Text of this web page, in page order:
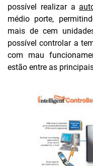
possível realizar a
médio porte,
mais de cem
possível controlar a
com mau
estão entre as